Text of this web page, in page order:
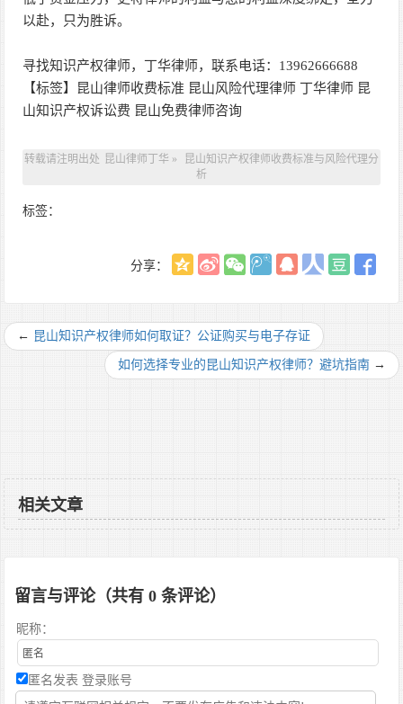
以赴，只为胜诉。
寻找知识产权律师，丁华律师，联系电话：13962666688
【标签】昆山律师收费标准 昆山风险代理律师 丁华律师 昆
山知识产权诉讼费 昆山免费律师咨询
转载请注明出处 昆山律师丁华 »
昆山知识产权律师收费标准与风险代理分
析
标签：
分享：
← 昆山知识产权律师如何取证？公证购买与电子存证
如何选择专业的昆山知识产权律师？避坑指南→
相关文章
留言与评论（共有0 条评论）
昵称：
匿名发表登录账号